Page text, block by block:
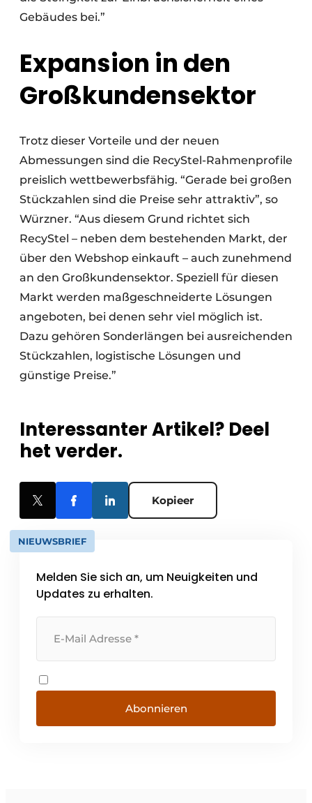
Gebäudes bei.”
Expansion in den
Großkundensektor
Trotz dieser Vorteile und der neuen
Abmessungen sind die RecyStel-Rahmenprofile
preislich wettbewerbsfähig. “Gerade bei großen
Stückzahlen sind die Preise sehr attraktiv”, so
Würzner. “Aus diesem Grund richtet sich
RecyStel – neben dem bestehenden Markt, der
über den Webshop einkauft – auch zunehmend
an den Großkundensektor. Speziell für diesen
Markt werden maßgeschneiderte Lösungen
angeboten, bei denen sehr viel möglich ist.
Dazu gehören Sonderlängen bei ausreichenden
Stückzahlen, logistische Lösungen und
günstige Preise.”
Interessanter Artikel? Deel
het verder.
Kopieer
NIEUWSBRIEF
Melden Sie sich an, um Neuigkeiten und
Updates zu erhalten.
Abonnieren